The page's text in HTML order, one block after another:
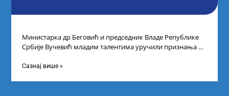
Министарка др Беговић и председник Владе Републике
Србије Вучевић младим талентима уручили признања У
Сазнај више »